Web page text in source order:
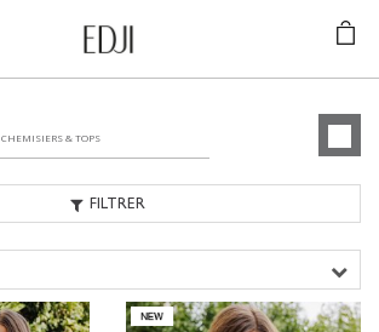
FILTRER
CHEMISIERS & TOPS